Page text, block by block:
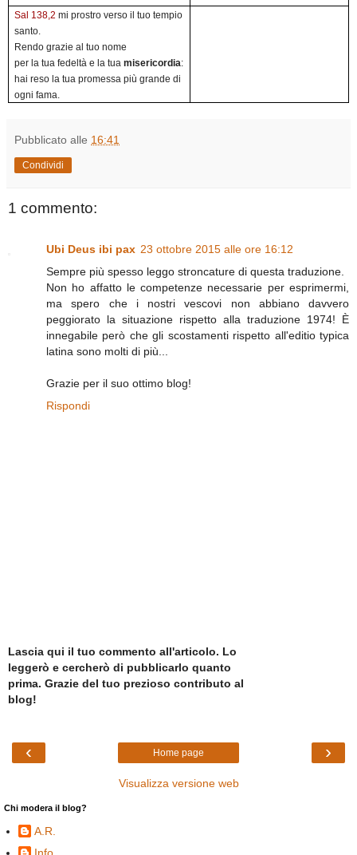
Sal 138,2 mi prostro verso il tuo tempio
santo.
Rendo grazie al tuo nome
per la tua fedeltà e la tua misericordia:
hai reso la tua promessa più grande di
ogni fama.
Pubblicato alle 16:41
Condividi
1 commento:
Ubi Deus ibi pax 23 ottobre 2015 alle ore 16:12
Sempre più spesso leggo stroncature di questa traduzione.
Non ho affatto le competenze necessarie per esprimermi,
ma spero che i nostri vescovi non abbiano davvero
peggiorato la situazione rispetto alla traduzione 1974! È
innegabile però che gli scostamenti rispetto all'editio typica
latina sono molti di più...
Grazie per il suo ottimo blog!
Rispondi
Lascia qui il tuo commento all'articolo. Lo
leggerò e cercherò di pubblicarlo quanto
prima. Grazie del tuo prezioso contributo al
blog!
‹ ›
Home page
Visualizza versione web
Chi modera il blog?
A.R.